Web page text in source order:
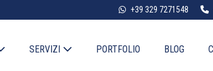
+39 329 7271548
SERVIZI PORTFOLIO BLOG